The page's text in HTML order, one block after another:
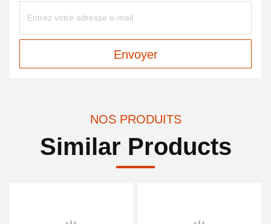
Envoyer
NOS PRODUITS
Similar Products